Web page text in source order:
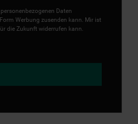
Daten
Werbung zusenden kann. Mir ist
die Zukunft widerrufen kann.